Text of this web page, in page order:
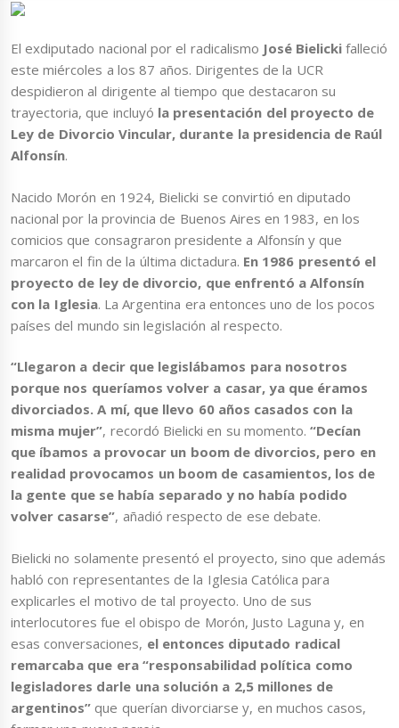
El exdiputado nacional por el radicalismo José Bielickifalleció
este miércoles a los 87 años. Dirigentes de la UCR
despidieron al dirigente al tiempo que destacaron su
trayectoria, que incluyó la presentación del proyecto de
Ley de Divorcio Vincular, durante la presidencia de Raúl
Alfonsín.
Nacido Morón en 1924, Bielicki se convirtió en diputado
nacional por la provincia de Buenos Aires en 1983, en los
comicios que consagraron presidente a Alfonsín y que
marcaron el fin de la última dictadura. En 1986 presentó el
proyecto de ley de divorcio, que enfrentó a Alfonsín
con la Iglesia. La Argentina era entonces uno de los pocos
países del mundo sin legislación al respecto.
“Llegaron a decir que legislábamos para nosotros
porque nos queríamos volver a casar, ya que éramos
divorciados. A mí, que llevo 60 años casados con la
misma mujer”, recordó Bielicki en su momento.“Decían
que íbamos a provocar un boom de divorcios, pero en
realidad provocamos un boom de casamientos, los de
la gente que se había separado y no había podido
volver casarse”, añadió respecto de ese debate.
Bielicki no solamente presentó el proyecto, sino que además
habló con representantes de la Iglesia Católica para
explicarles el motivo de tal proyecto. Uno de sus
interlocutores fue el obispo de Morón, Justo Laguna y, en
esas conversaciones, el entonces diputado radical
remarcaba que era “responsabilidad política como
legisladores darle una solución a 2,5 millones de
argentinos” que querían divorciarse y, en muchos casos,